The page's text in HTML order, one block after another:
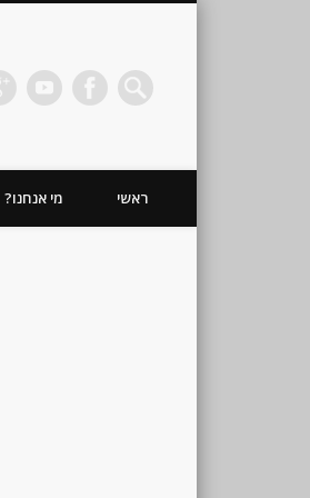
כהן חזקיה | מיתוג | תדמית | משרד
ראשי מי אנחנו?